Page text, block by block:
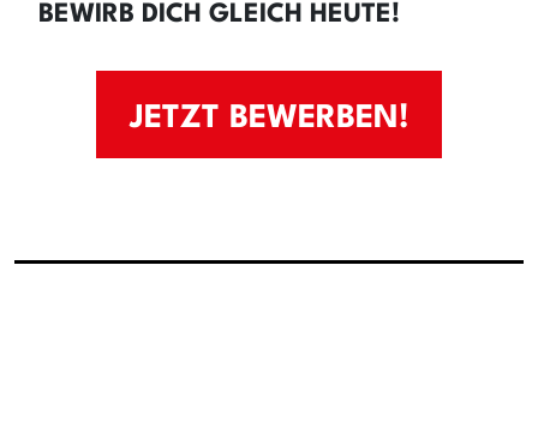
BEWIRB DICH GLEICH HEUTE!
JETZT BEWERBEN!